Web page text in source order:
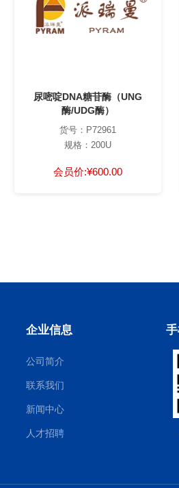
尿嘧啶DNA糖苷酶（UNG
酶/UDG酶）
货号：P72961
规格：200U
会员价:¥600.00
企业信息
公司简介
联系我们
新闻中心
人才招聘